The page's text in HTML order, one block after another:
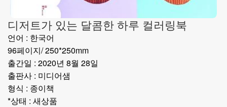
디저트가 있는 달콤한 하루 컬러링북
언어 : 한국어
96페이지/ 250*250mm
출간일 : 2020년 8월 28일
출판사 : 미디어샘
형식 : 종이책
*상태 : 새상품